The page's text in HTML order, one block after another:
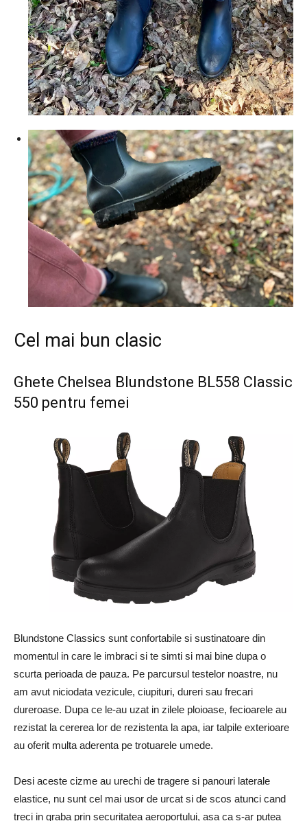
Cel mai bun clasic
Ghete Chelsea Blundstone BL558 Classic
550 pentru femei
Blundstone Classics sunt confortabile si sustinatoare din
momentul in care le imbraci si te simti si mai bine dupa o
scurta perioada de pauza. Pe parcursul testelor noastre, nu
am avut niciodata vezicule, ciupituri, dureri sau frecari
dureroase. Dupa ce le-au uzat in zilele ploioase, fecioarele au
rezistat la cererea lor de rezistenta la apa, iar talpile exterioare
au oferit multa aderenta pe trotuarele umede.
Desi aceste cizme au urechi de tragere si panouri laterale
elastice, nu sunt cel mai usor de urcat si de scos atunci cand
treci in graba prin securitatea aeroportului, asa ca s-ar putea